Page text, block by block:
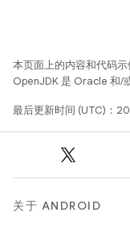
本页面上的内容和代码示
OpenJDK 是 Oracle 和/
最后更新时间 (UTC)：
关于 ANDROID